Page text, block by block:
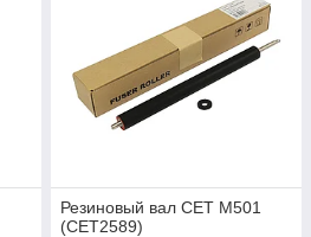
Резиновый вал CET M501
(CET2589)